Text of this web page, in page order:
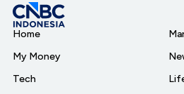
Home
My Money
Tech